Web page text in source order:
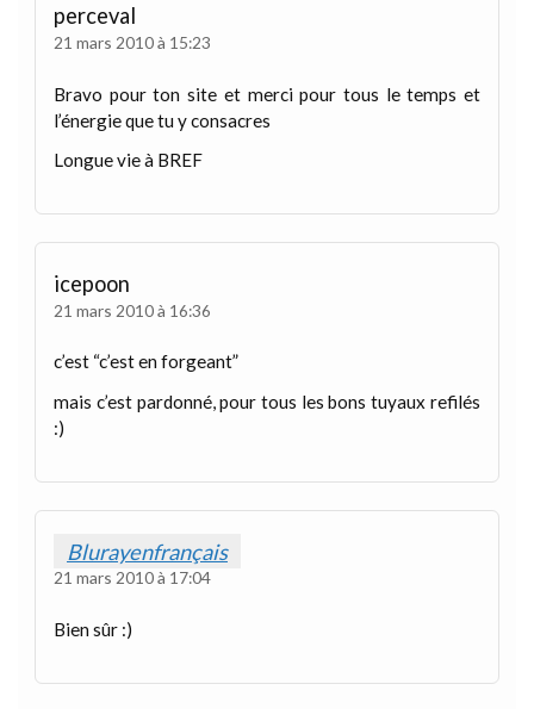
perceval
21 mars 2010 à 15:23
Bravo pour ton site et merci pour tous le temps et
l’énergie que tu y consacres
Longue vie à BREF
icepoon
21 mars 2010 à 16:36
c’est “c’est en forgeant”
mais c’est pardonné, pour tous les bons tuyaux refilés
:)
Blurayenfrançais
21 mars 2010 à 17:04
Bien sûr :)